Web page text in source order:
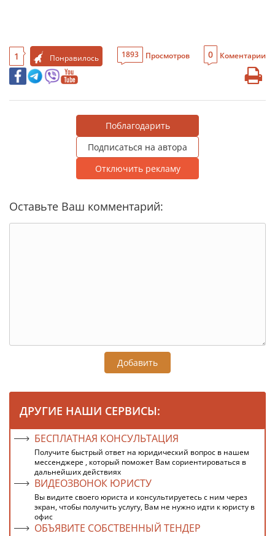
1 Понравилось 1893 Просмотров 0 Коментарии
Поблагодарить
Подписаться на автора
Отключить рекламу
Оставьте Ваш комментарий:
Добавить
ДРУГИЕ НАШИ СЕРВИСЫ:
БЕСПЛАТНАЯ КОНСУЛЬТАЦИЯ
Получите быстрый ответ на юридический вопрос в нашем
мессенджере , который поможет Вам сориентироваться в
дальнейших действиях
ВИДЕОЗВОНОК ЮРИСТУ
Вы видите своего юриста и консультируетесь с ним через
экран, чтобы получить услугу, Вам не нужно идти к юристу в
офис
ОБЪЯВИТЕ СОБСТВЕННЫЙ ТЕНДЕР